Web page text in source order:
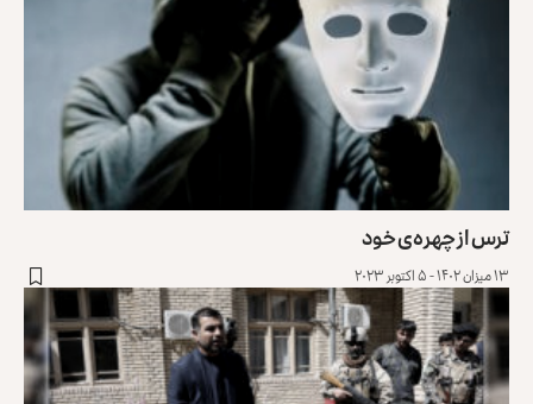
ترس از چهره‌ی خود
۱۳ میزان ۱۴۰۲ - ۵ اکتوبر ۲۰۲۳